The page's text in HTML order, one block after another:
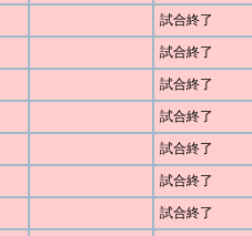
試合終了
試合終了
試合終了
試合終了
試合終了
試合終了
試合終了